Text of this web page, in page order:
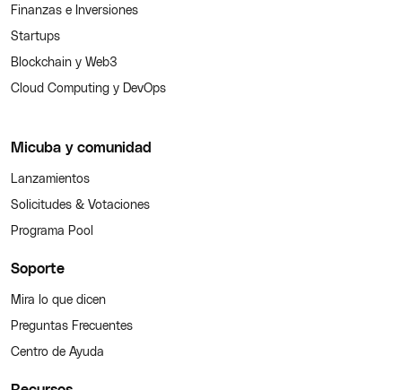
Finanzas e Inversiones
Startups
Blockchain y Web3
Cloud Computing y DevOps
Micuba y comunidad
Lanzamientos
Solicitudes & Votaciones
Programa Pool
Soporte
Mira lo que dicen
Preguntas Frecuentes
Centro de Ayuda